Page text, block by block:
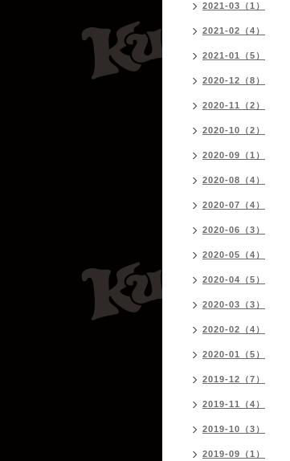
2021-03（1）
2021-02（4）
2021-01（5）
2020-12（8）
2020-11（2）
2020-10（2）
2020-09（1）
2020-08（4）
2020-07（4）
2020-06（3）
2020-05（4）
2020-04（5）
2020-03（3）
2020-02（4）
2020-01（5）
2019-12（7）
2019-11（4）
2019-10（3）
2019-09（1）